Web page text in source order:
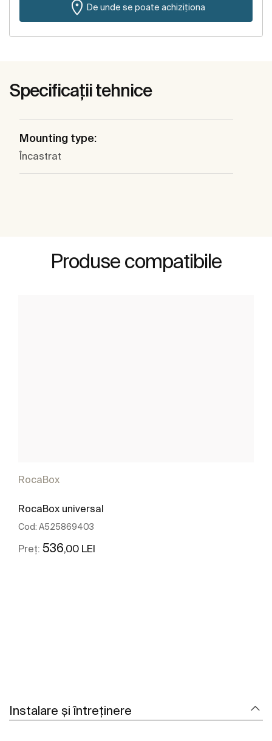
De unde se poate achiziționa
Specificații tehnice
Mounting type:
Încastrat
Produse compatibile
RocaBox
RocaBox universal
Cod: A525869403
Preț: 536,00 LEI
Instalare și întreținere